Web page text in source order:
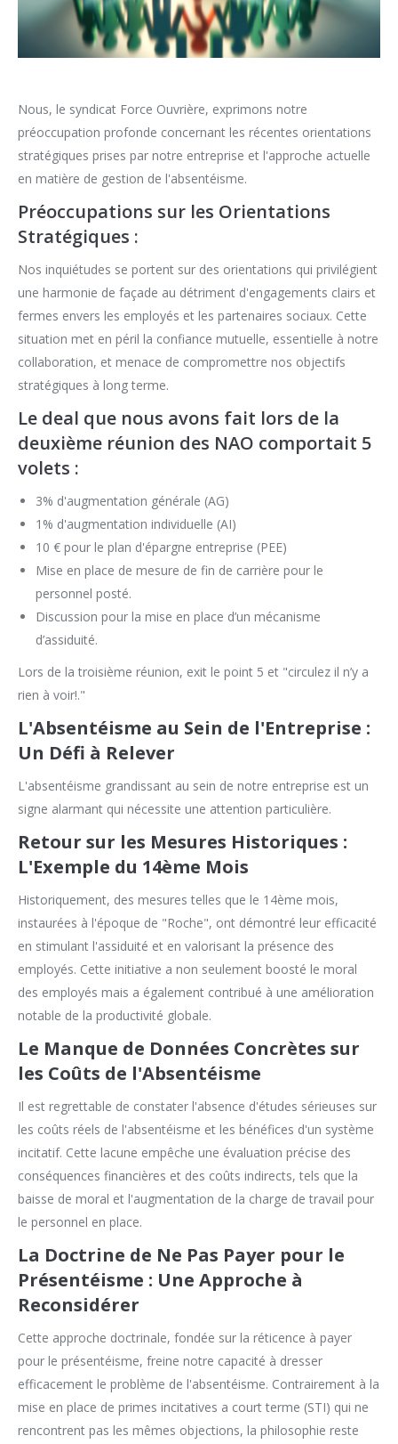
Nous, le syndicat Force Ouvrière, exprimons notre
préoccupation profonde concernant les récentes orientations
stratégiques prises par notre entreprise et l'approche actuelle
en matière de gestion de l'absentéisme.
Préoccupations sur les Orientations
Stratégiques :
Nos inquiétudes se portent sur des orientations qui privilégient
une harmonie de façade au détriment d'engagements clairs et
fermes envers les employés et les partenaires sociaux. Cette
situation met en péril la confiance mutuelle, essentielle à notre
collaboration, et menace de compromettre nos objectifs
stratégiques à long terme.
Le deal que nous avons fait lors de la
deuxième réunion des NAO comportait 5
volets :
3% d'augmentation générale (AG)
1% d'augmentation individuelle (AI)
10 € pour le plan d'épargne entreprise (PEE)
Mise en place de mesure de fin de carrière pour le
personnel posté.
Discussion pour la mise en place d’un mécanisme
d’assiduité.
Lors de la troisième réunion, exit le point 5 et "circulez il n’y a
rien à voir!."
L'Absentéisme au Sein de l'Entreprise :
Un Défi à Relever
L'absentéisme grandissant au sein de notre entreprise est un
signe alarmant qui nécessite une attention particulière.
Retour sur les Mesures Historiques :
L'Exemple du 14ème Mois
Historiquement, des mesures telles que le 14ème mois,
instaurées à l'époque de "Roche", ont démontré leur efficacité
en stimulant l'assiduité et en valorisant la présence des
employés. Cette initiative a non seulement boosté le moral
des employés mais a également contribué à une amélioration
notable de la productivité globale.
Le Manque de Données Concrètes sur
les Coûts de l'Absentéisme
Il est regrettable de constater l'absence d'études sérieuses sur
les coûts réels de l'absentéisme et les bénéfices d'un système
incitatif. Cette lacune empêche une évaluation précise des
conséquences financières et des coûts indirects, tels que la
baisse de moral et l'augmentation de la charge de travail pour
le personnel en place.
La Doctrine de Ne Pas Payer pour le
Présentéisme : Une Approche à
Reconsidérer
Cette approche doctrinale, fondée sur la réticence à payer
pour le présentéisme, freine notre capacité à dresser
efficacement le problème de l'absentéisme. Contrairement à la
mise en place de primes incitatives a court terme (STI) qui ne
rencontrent pas les mêmes objections, la philosophie reste